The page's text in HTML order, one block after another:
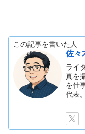
この記事を書いた人
佐々
ライ
真を
を仕
代表。